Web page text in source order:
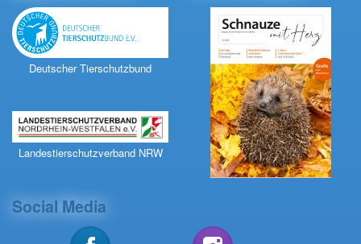
Deutscher Tierschutzbund
Landestierschutzverband NRW
Social Media